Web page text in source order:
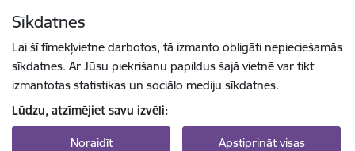
Sīkdatnes
Lai šī tīmekļvietne darbotos, tā izmanto obligāti nepieciešamās
sīkdatnes. Ar Jūsu piekrišanu papildus šajā vietnē var tikt
izmantotas statistikas un sociālo mediju sīkdatnes.
Lūdzu, atzīmējiet savu izvēli:
Noraidīt Apstiprināt visas